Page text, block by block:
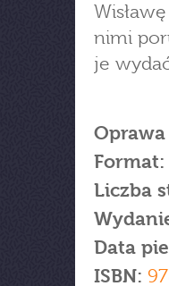
nimi
je
Format:
Liczba
Data
ISBN: